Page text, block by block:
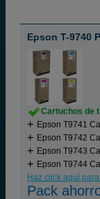
Epson T-9740
Cartuchos de
Epson T9741
Epson T9742
Epson T9743
Epson T9744
Haz click aquí
Pack